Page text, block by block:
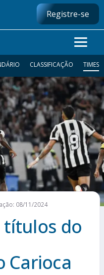
Registre-se
CLASSIFICAÇÃO TIMES
08/11/2024
títulos do
Carioca